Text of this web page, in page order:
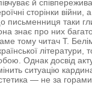
й
сторінки
письменниця таки
знає про них
тому читач Т.
Однак досвід
ситуацію
— не за